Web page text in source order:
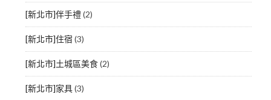
[新北市]伴手禮(2)
[新北市]住宿 (3)
[新北市]土城區美食(2)
[新北市]家具(3)